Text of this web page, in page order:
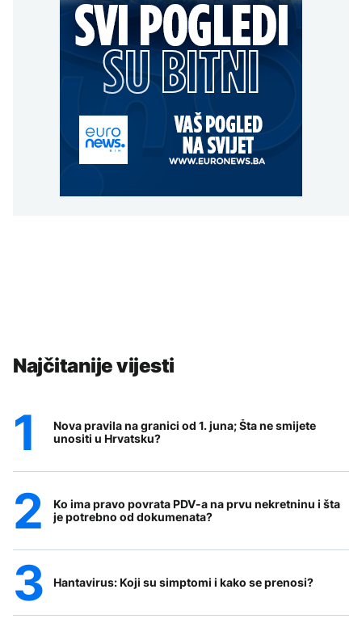
Najčitanije vijesti
Nova pravila na granici od 1. juna; Šta ne smijete
unositi u Hrvatsku?
Ko ima pravo povrata PDV-a na prvu nekretninu i šta
je potrebno od dokumenata?
Hantavirus: Koji su simptomi i kako se prenosi?